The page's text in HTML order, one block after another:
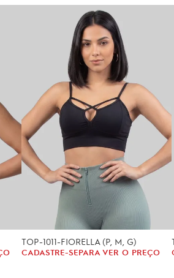
TOP-1011-FIORELLA (P, M, G)
CADASTRE-SEPARA VER O PREÇO